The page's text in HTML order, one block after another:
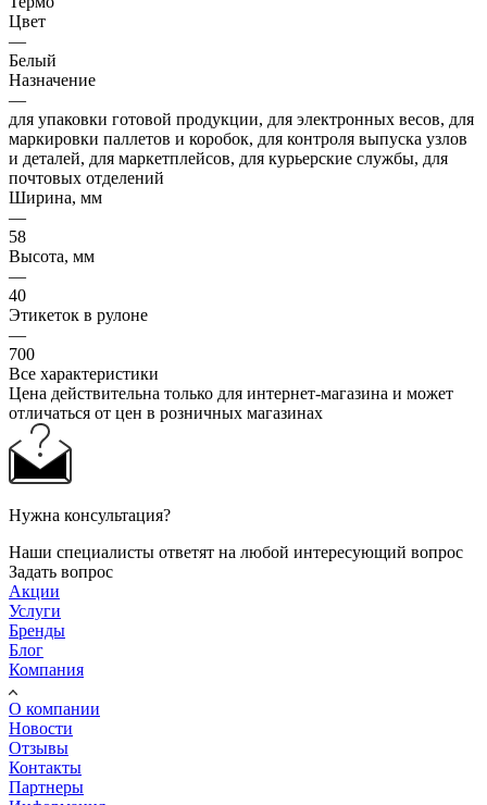
Цвет
—
Белый
Назначение
—
для упаковки готовой продукции, для электронных весов, для
маркировки паллетов и коробок, для контроля выпуска узлов
и деталей, для маркетплейсов, для курьерские службы, для
почтовых отделений
Ширина, мм
—
58
Высота, мм
—
40
Этикеток в рулоне
—
700
Все характеристики
Цена действительна только для интернет-магазина и может
отличаться от цен в розничных магазинах
Нужна консультация?
Наши специалисты ответят на любой интересующий вопрос
Задать вопрос
Акции
Услуги
Бренды
Блог
Компания
О компании
Новости
Отзывы
Контакты
Партнеры